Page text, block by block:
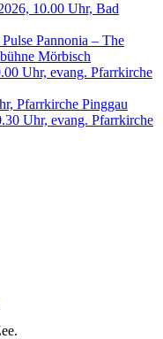
10.00 Uhr, Bad
Pannonia – The
Mörbisch
Uhr, evang. Pfarrkirche
Pfarrkirche Pinggau
Uhr, evang. Pfarrkirche